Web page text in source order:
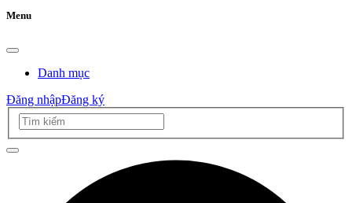
Menu
Danh mục
Đăng nhậpĐăng ký